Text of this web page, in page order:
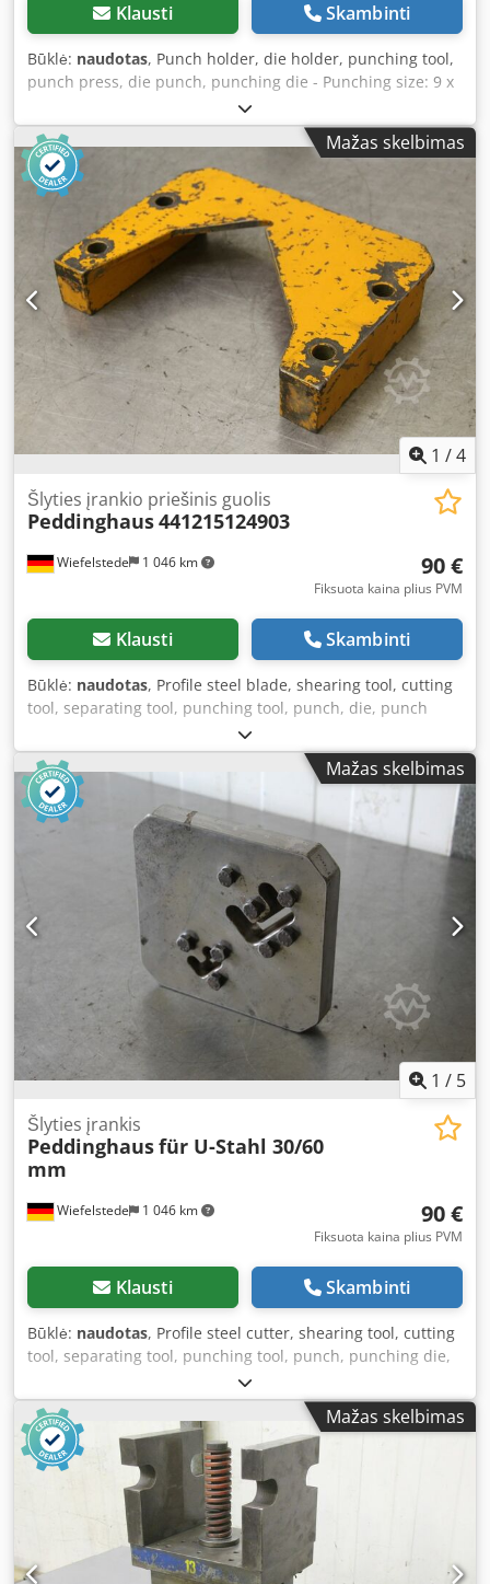
Klausti Skambinti
Būklė: naudotas, Punch holder, die holder, punching tool,
punch press, die punch, punching die - Punching size: 9 x
25 mm - Groove between punch and stripper: 5 mm
Dkjdjcwdmgepfx Acqor - Dimensions: 200/140/H170 mm -
Weight: 12 kg
Mažas skelbimas
1 /4
Wiefelstede 1 046 km
Šlyties įrankio priešinis guolis
Peddinghaus441215124903
90 €
Fiksuota kaina plius PVM
Klausti Skambinti
Būklė: naudotas, Profile steel blade, shearing tool, cutting
tool, separating tool, punching tool, punch, die, punch
stamp - Counter bearing: for shearing tool - Type:
441215124903 Dedpfx Acscwn Eusqekr - 1x Dimensions:
270/200/H47 mm - Weight: 5.5 kg
Mažas skelbimas
1 / 5
Wiefelstede 1 046 km
Šlyties įrankis
Peddinghausfür U-Stahl 30/60
mm
90 €
Fiksuota kaina plius PVM
Klausti Skambinti
Būklė: naudotas, Profile steel cutter, shearing tool, cutting
tool, separating tool, punching tool, punch, punching die,
punch stamp -only one tool available (counter-tool is
missing) -shearing tool for U-steel: 30 mm, 60 mm -Type:
441216084902 -1x Dimensions: 210/220/H30 mm -Weight:
9.9 kg Dksdpfocwn E Nox Acqsr
Mažas skelbimas